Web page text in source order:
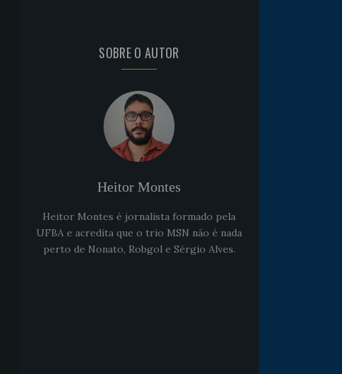
SOBRE O AUTOR
Heitor Montes
Heitor Montes é jornalista formado pela
UFBA e acredita que o trio MSN não é nada
perto de Nonato, Robgol e Sérgio Alves.